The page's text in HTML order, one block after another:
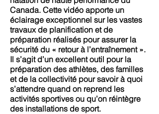
Canada. Cette vidéo apporte un
éclairage exceptionnel sur les vastes
travaux de planification et de
préparation réalisés pour assurer la
sécurité du « retour à l’entraînement ».
Il s’agit d’un excellent outil pour la
préparation des athlètes, des familles
et de la collectivité pour savoir à quoi
s’attendre quand on reprend les
activités sportives ou qu’on réintègre
des installations de sport.